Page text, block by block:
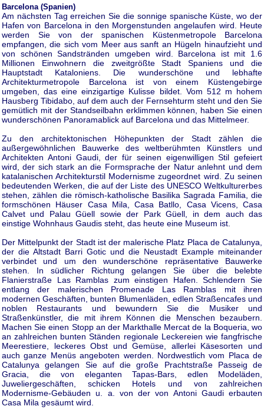
Barcelona (Spanien)
Am nächsten Tag erreichen Sie die sonnige spanische Küste, wo der
Hafen von Barcelona in den Morgenstunden angelaufen wird. Heute
werden Sie von der spanischen Küstenmetropole Barcelona
empfangen, die sich vom Meer aus sanft an Hügeln hinaufzieht und
von schönen Sandstränden umgeben wird. Barcelona ist mit 1.6
Millionen Einwohnern die zweitgrößte Stadt Spaniens und die
Hauptstadt Kataloniens. Die wunderschöne und lebhafte
Architekturmetropole Barcelona ist von einem Küstengebirge
umgeben, das eine einzigartige Kulisse bildet. Vom 512 m hohem
Hausberg Tibidabo, auf dem auch der Fernsehturm steht und den Sie
gemütlich mit der Standseilbahn erklimmen können, haben Sie einen
wunderschönen Panoramablick auf Barcelona und das Mittelmeer.
Zu den architektonischen Höhepunkten der Stadt zählen die
außergewöhnlichen Bauwerke des weltberühmten Künstlers und
Architekten Antoni Gaudi, der für seinen eigenwilligen Stil gefeiert
wird, der sich stark an die Formsprache der Natur anlehnt und dem
katalanischen Architekturstil Modernisme zugeordnet wird. Zu seinen
bedeutenden Werken, die auf der Liste des UNESCO Weltkulturerbes
stehen, zählen die römisch-katholische Basilika Sagrada Familia, die
formschönen Häuser Casa Mila, Casa Batllo, Casa Vicens, Casa
Calvet und Palau Güell sowie der Park Güell, in dem auch das
einstige Wohnhaus Gaudis steht, das heute eine Museum ist.
Der Mittelpunkt der Stadt ist der malerische Platz Placa de Catalunya,
der die Altstadt Barri Gotic und die Neustadt Example miteinander
verbindet und um den wunderschöne repräsentative Bauwerke
stehen. In südlicher Richtung gelangen Sie über die belebte
Flanierstraße Las Ramblas zum einstigen Hafen. Schlendern Sie
entlang der malerischen Promenade Las Ramblas mit ihren
modernen Geschäften, bunten Blumenläden, edlen Straßencafes und
noblen Restaurants und bewundern Sie die Musiker und
Straßenkünstler, die mit ihrem Können die Menschen bezaubern.
Machen Sie einen Stopp an der Markthalle Mercat de la Boqueria, wo
an zahlreichen bunten Ständen regionale Leckereien wie fangfrische
Meerestiere, leckeres Obst und Gemüse, allerlei Käsesorten und
auch ganze Menüs angeboten werden. Nordwestlich vom Placa de
Catalunya gelangen Sie auf die große Prachtstraße Passeig de
Gracia, die von eleganten Tapas-Bars, edlen Modeläden,
Juweliergeschäften, schicken Hotels und von zahlreichen
Modernisme-Gebäuden u. a. von der von Antoni Gaudi erbauten
Casa Mila gesäumt wird.